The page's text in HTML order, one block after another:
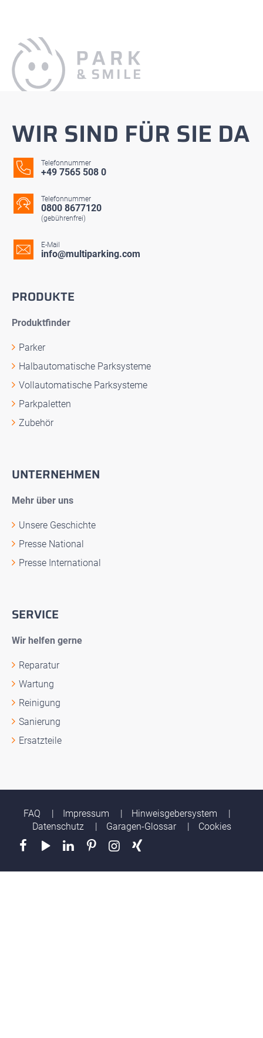
WIR SIND FÜR SIE DA
Telefonnummer
+49 7565 508 0
Telefonnummer
0800 8677120
(gebührenfrei)
E-Mail
info@multiparking.com
PRODUKTE
Produktfinder
Parker
Halbautomatische Parksysteme
Vollautomatische Parksysteme
Parkpaletten
Zubehör
UNTERNEHMEN
Mehr über uns
Unsere Geschichte
Presse National
Presse International
SERVICE
Wir helfen gerne
Reparatur
Wartung
Reinigung
Sanierung
Ersatzteile
FAQ Impressum
Hinweisgebersystem
Datenschutz
Garagen-Glossar Cookies